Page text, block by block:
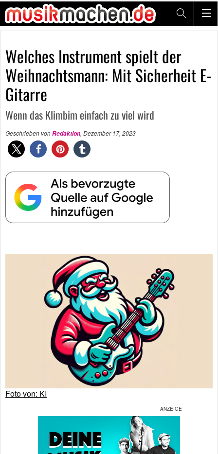
Welches Instrument spielt der
Weihnachtsmann: Mit Sicherheit E-
Gitarre
Wenn das Klimbim einfach zu viel wird
Geschrieben vonRedaktion, Dezember 17, 2023
Foto von: KI